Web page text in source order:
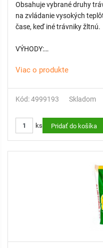
Obsahuje vybrané druhy
na zvládanie vysokých
čase, keď iné trávniky žltnú.
VÝHODY:
- Vysoká tolerancia voči
pôdy, vďaka čomu čerpajú
- Rýchla regenerácia: Po
dokáže bleskovo
- Vhodné pre robotické
hustnutie trávnika pri
NÁVOD NA APLIKÁCIU A
Viac o produkte
Kód: 4999193 Skladom
ks Pridať do košíka